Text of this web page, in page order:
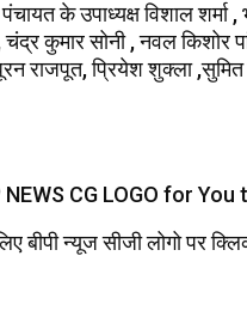
के उपाध्यक्ष विशाल शर्मा
कुमार सोनी , नवल किशोर
राजपूत, प्रियेश शुक्ला ,सुमित
NEWS CG LOGO for You
बीपी न्यूज सीजी लोगो पर